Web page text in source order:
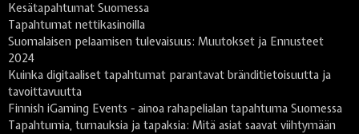
Kesätapahtumat Suomessa
Tapahtumat nettikasinoilla
Suomalaisen pelaamisen tulevaisuus: Muutokset ja Ennusteet
2024
Kuinka digitaaliset tapahtumat parantavat bränditietoisuutta ja
tavoittavuutta
Finnish iGaming Events - ainoa rahapelialan tapahtuma Suomessa
Tapahtumia, turnauksia ja tapaksia: Mitä asiat saavat viihtymään